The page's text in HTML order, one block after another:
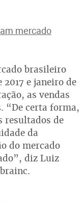
mercado
brasileiro
e janeiro de
as vendas
“De certa forma,
resultados de
da
do mercado
diz Luiz